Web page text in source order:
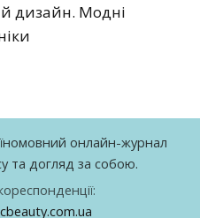
дизайн. Модні
онлайн-журнал
та догляд за собою.